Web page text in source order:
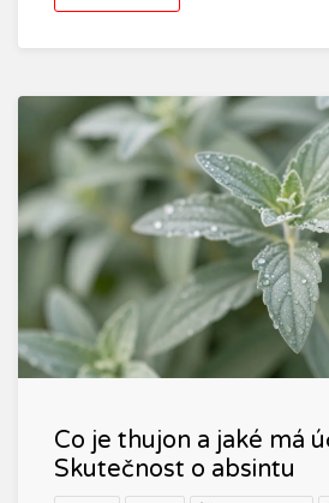
Co je thujon a jaké má
Skutečnost o absintu